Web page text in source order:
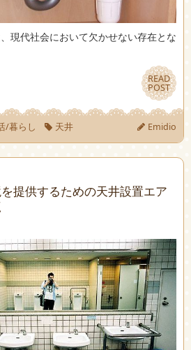
現代社会において欠かせない存在とな
READ
POST
READ
POST
/暮らし 天井 Emidio
提供するための天井設置エア